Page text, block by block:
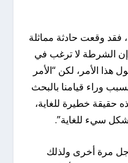
وقعت حادثة مماثلة
إن الشرطة لا ترغب في
الأمر، لكن “الأمر
وراء قيامنا بالبحث
حقيقة خطيرة للغاية،
سيء للغاية”.
مرة أخرى ولذلك